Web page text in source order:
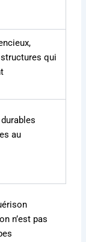
qui
au
n’est pas